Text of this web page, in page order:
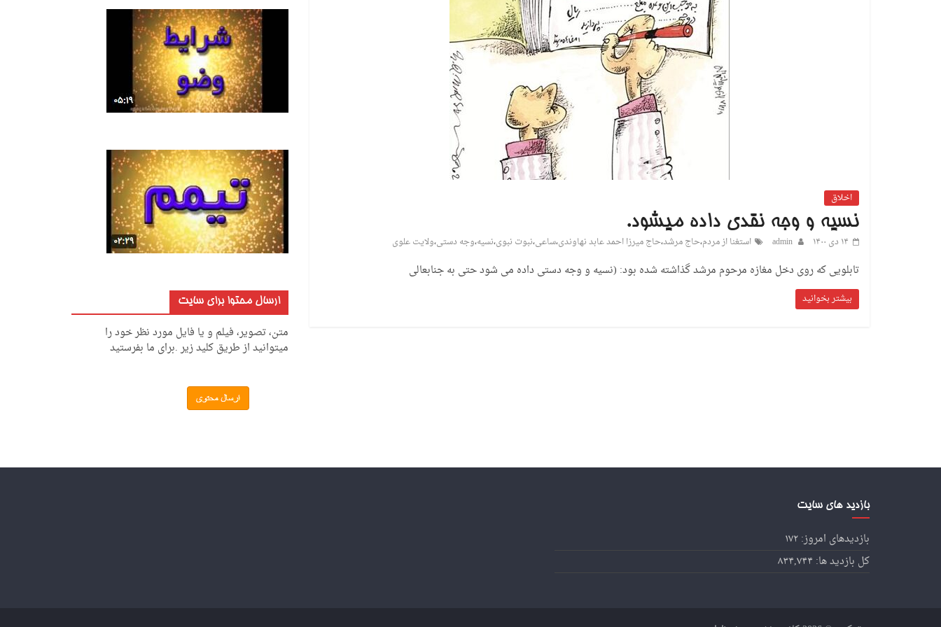
اخلاق
نسیه و وجه نقدی داده میشود.
۱۴ دی ۱۴۰۰ admin استغنا از مردم،حاج مرشد،حاج میرزا احمد عابد نهاوندی،ساعی،نبوت نبوی،نسیه،وجه دستی،ولایت علوی
تابلویی که روی دخل مغازه مرحوم مرشد گذاشته شده بود: (نسیه و وجه دستی داده می شود حتی به جنابعالی
بیشتر بخوانید ارسال محتوا برای سایت
متن، تصویر، فیلم و یا فایل مورد نظر خود را
میتوانید از طریق کلید زیر .برای ما بفرستید
بازدید های سایت
بازدیدهای امروز:۱۷۲
کل بازدید ها: ۸۳۴,۷۴۴